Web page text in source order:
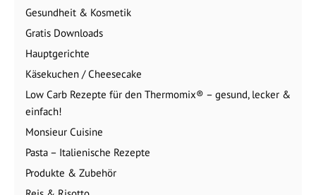
Gesundheit & Kosmetik
Gratis Downloads
Hauptgerichte
Käsekuchen / Cheesecake
Low Carb Rezepte für den Thermomix® – gesund, lecker &
einfach!
Monsieur Cuisine
Pasta – Italienische Rezepte
Produkte & Zubehör